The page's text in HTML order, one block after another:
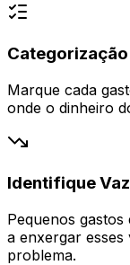
Marque cada
onde o dinheiro
Identifique
Pequenos
a enxergar
problema.